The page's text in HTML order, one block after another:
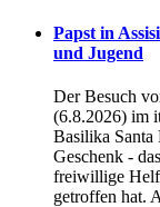
Papst in
und Jugend
Der Besuch
(6.8.2026) im
Basilika Santa
Geschenk -
freiwillige
getroffen hat.